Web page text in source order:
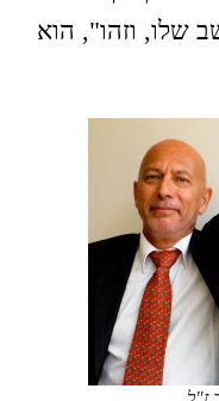
שלו, וזהו", הוא